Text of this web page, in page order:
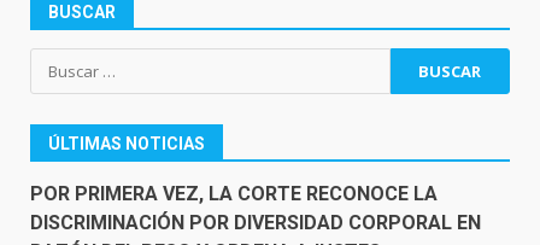
BUSCAR
Buscar:
ÚLTIMAS NOTICIAS
POR PRIMERA VEZ, LA CORTE RECONOCE LA
DISCRIMINACIÓN POR DIVERSIDAD CORPORAL EN